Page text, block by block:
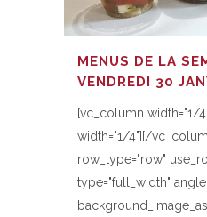
MENUS DE LA
VENDREDI 30
[vc_column width="1/
width="1/4"][/
row_type="row"
type="full_width"